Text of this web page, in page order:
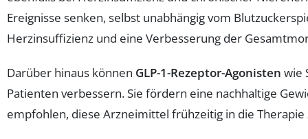
Ereignisse senken, selbst unabhängig vom
Herzinsuffizienz und eine Verbesserung der
Darüber hinaus können GLP-1-Rezeptor-Agonisten wie
Patienten verbessern. Sie fördern eine nachhaltige
empfohlen, diese Arzneimittel frühzeitig in die